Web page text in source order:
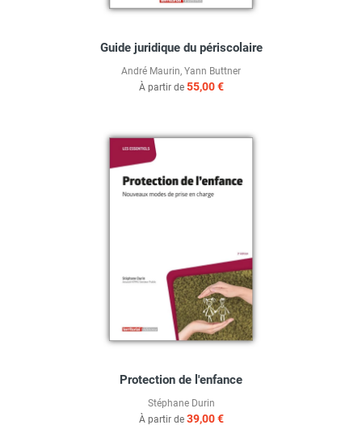
Guide juridique du périscolaire
André Maurin, Yann Buttner
À partir de 55,00 €
Protection de l'enfance
Stéphane Durin
À partir de 39,00 €